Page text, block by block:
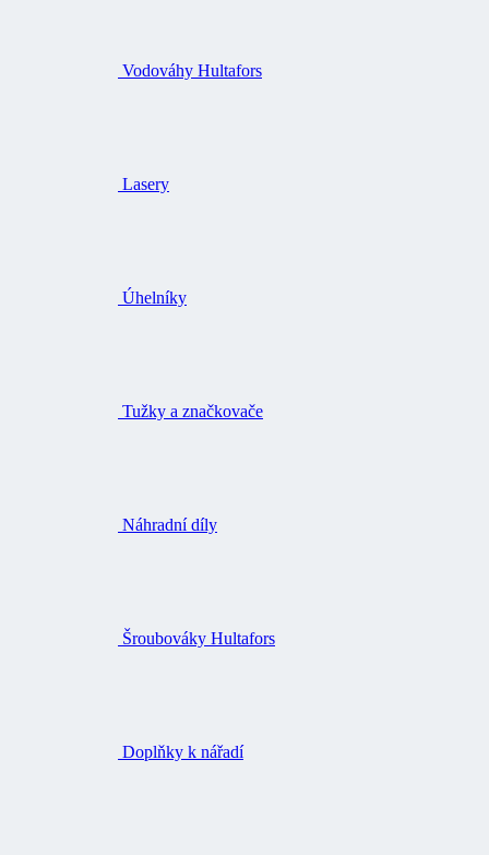
Vodováhy Hultafors
Lasery
Úhelníky
Tužky a značkovače
Náhradní díly
Šroubováky Hultafors
Doplňky k nářadí